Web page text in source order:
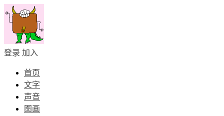
登录 加入
首页
文字
声音
图画